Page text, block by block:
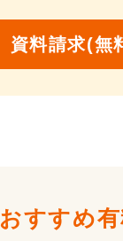
資料請求(無
おすすめ